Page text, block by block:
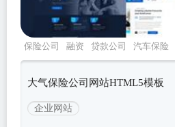
保险公司 融资 贷款公司 汽车保险
大气保险公司网站HTML5模板
企业网站